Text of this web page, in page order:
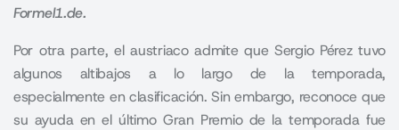
Formel1.de.
Por otra parte, el austriaco admite que Sergio Pérez tuvo
algunos altibajos a lo largo de la temporada,
especialmente en clasificación. Sin embargo, reconoce que
su ayuda en el último Gran Premio de la temporada fue